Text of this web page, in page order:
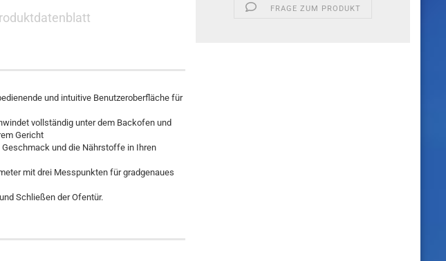
FRAGE ZUM PRODUKT
und intuitive Benutzeroberfläche für
vollständig unter dem Backofen und
Gericht
und die Nährstoffe in Ihren
mit drei Messpunkten für gradgenaues
Schließen der Ofentür.